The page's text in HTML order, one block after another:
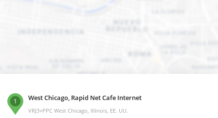
1 West Chicago, Rapid Net Cafe Internet
VRJ3+PPC West Chicago, Illinois, EE. UU.